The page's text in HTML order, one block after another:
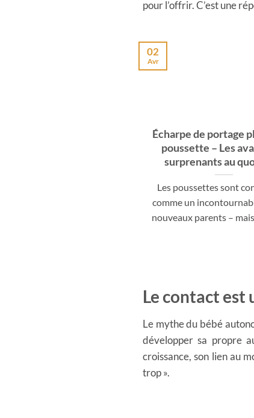
pour l’offrir. C’est une
Écharpe de portage
poussette – Les
surprenants au
Les poussettes sont
comme un
nouveaux parents –
02
Avr
Le contact est
Le mythe du bébé
développer sa propre
croissance, son lien au
trop ».